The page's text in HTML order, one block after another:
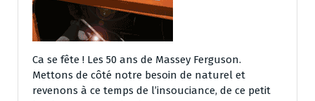
Ca se fête ! Les 50 ans de Massey Ferguson.
Mettons de côté notre besoin de naturel et
revenons à ce temps de l’insouciance, de ce petit